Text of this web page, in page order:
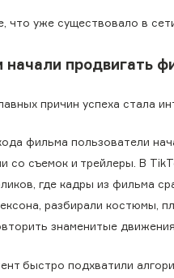
что уже существовало в
начали продвигать
причин успеха стала
фильма пользователи
со съемок и трейлеры. В
где кадры из фильма
разбирали костюмы,
знаменитые движения
быстро подхватили